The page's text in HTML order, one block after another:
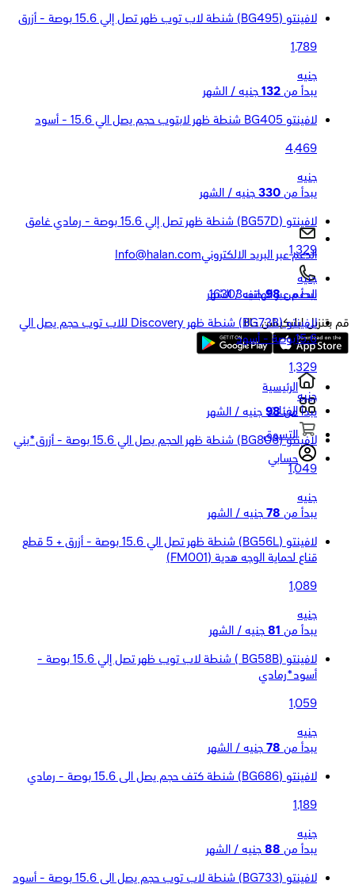
لافينتو (BG495) شنطة لاب توب ظهر تصل إلي 15.6 بوصة - أزرق
1,789
جنيه
يبدأ من 132 جنيه / الشهر
لافينتو BG405 شنطة ظهر لابتوب حجم يصل الي 15.6 - أسود
4,469
جنيه
يبدأ من 330 جنيه / الشهر
لافينتو (BG57D) شنطة ظهر تصل إلي 15.6 بوصة - رمادي غامق
1,329
جنيه
يبدأ من 98 جنيه / الشهر
لافينتو (BG73B) شنطة ظهر Discovery للاب توب حجم يصل الي
15.6بوصة - أسود
1,329
جنيه
يبدأ من 98 جنيه / الشهر
لافينتو (BG806) شنطة ظهر الحجم يصل الي 15.6 بوصة - أزرق*بني
1,049
جنيه
يبدأ من 78 جنيه / الشهر
لافينتو (BG56L) شنطة ظهر تصل الي 15.6 بوصة - أزرق + 5 قطع
قناع لحماية الوجه هدية (FM001)
1,089
جنيه
يبدأ من 81 جنيه / الشهر
لافينتو (BG58B ) شنطة لاب توب ظهر تصل إلي 15.6 بوصة -
أسود*رمادي
1,059
جنيه
يبدأ من 78 جنيه / الشهر
لافينتو (BG686) شنطة كتف حجم يصل الى 15.6 بوصة - رمادي
1,189
جنيه
يبدأ من 88 جنيه / الشهر
لافينتو (BG733) شنطة لاب توب حجم يصل الى 15.6 بوصة - أسود
الدعم عبر البريد الالكترونيInfo@halan.com
الدعم عبر الهاتف16303
قم بتنزيل ابليكيشن حالا
الرئيسية
الفئات
التسوق
حسابي